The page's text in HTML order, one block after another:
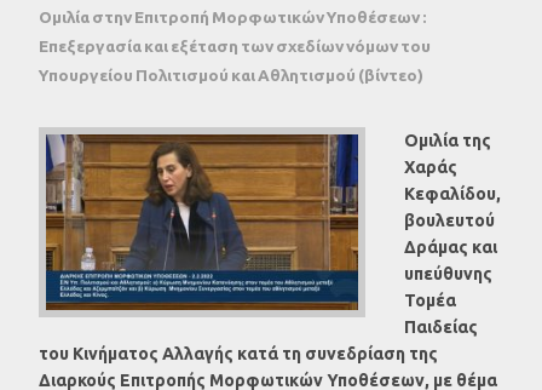
Ομιλία στην Επιτροπή Μορφωτικών Υποθέσεων :
Επεξεργασία και εξέταση των σχεδίων νόμων του
Υπουργείου Πολιτισμού και Αθλητισμού (βίντεο)
Ομιλία της
Χαράς
Κεφαλίδου,
βουλευτού
Δράμας και
υπεύθυνης
Τομέα
Παιδείας
του Κινήματος Αλλαγής κατά τη συνεδρίαση της
Διαρκούς Επιτροπής Μορφωτικών Υποθέσεων, με θέμα